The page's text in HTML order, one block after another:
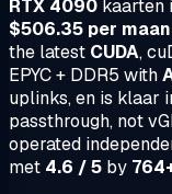
RTX 4090 kaarten
$506.35 per
the latest CUDA,
EPYC + DDR5 with
uplinks, en is klaar
passthrough, not
operated
met 4.6 / 5 by